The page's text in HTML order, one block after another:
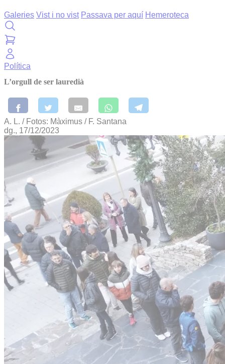
Galeries Vist i no vist Passava per aquí Hemeroteca
Política
L’orgull de ser lauredià
A. L. / Fotos: Màximus / F. Santana
dg., 17/12/2023